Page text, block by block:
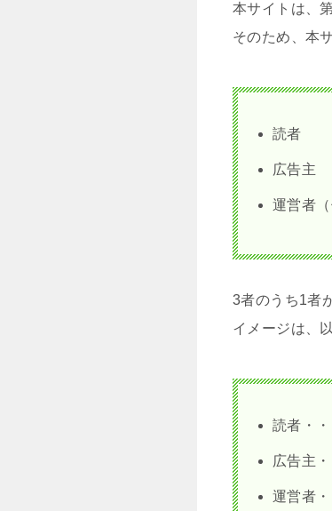
本サイトは、
そのため、本
読者
広告主
運営者（
3者のうち1者
イメージは、
読者・
広告主
運営者